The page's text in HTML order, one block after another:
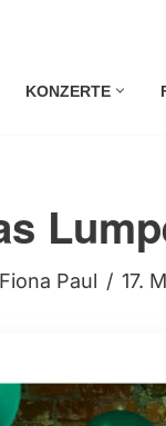
KONZERTE
Fiona Paul 17.